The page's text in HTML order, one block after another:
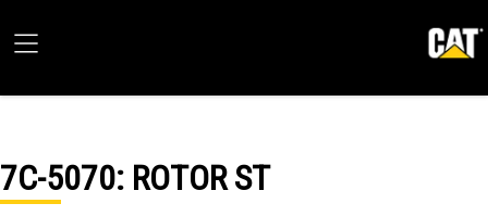
7C-5070: ROTOR ST